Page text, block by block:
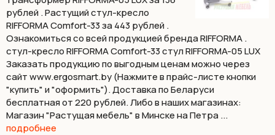
рублей . Растущий стул-кресло
RIFFORMA Comfort-33 за 443 рублей .
Ознакомиться со всей продукцией бренда RIFFORMA .
стул-кресло RIFFORMA Comfort-33 стул RIFFORMA-05 LUX
Заказать продукцию по выгодным ценам можно через
сайт www.ergosmart.by (Нажмите в прайс-листе кнопки
"купить" и "оформить"). Доставка по Беларуси
бесплатная от 220 рублей. Либо в наших магазинах:
Магазин "Растущая мебель" в Минске на Петра ...
подробнее